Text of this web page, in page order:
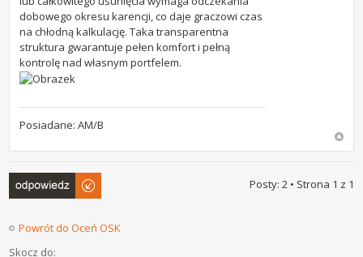
dobowego okresu karencji, co daje graczowi czas
na chłodną kalkulację. Taka transparentna
struktura gwarantuje pełen komfort i pełną
kontrolę nad własnym portfelem.
Posiadane: AM/B
Odpowiedz Posty: 2 • Strona 1 z 1
Powrót do Oceń OSK
Skocz do: